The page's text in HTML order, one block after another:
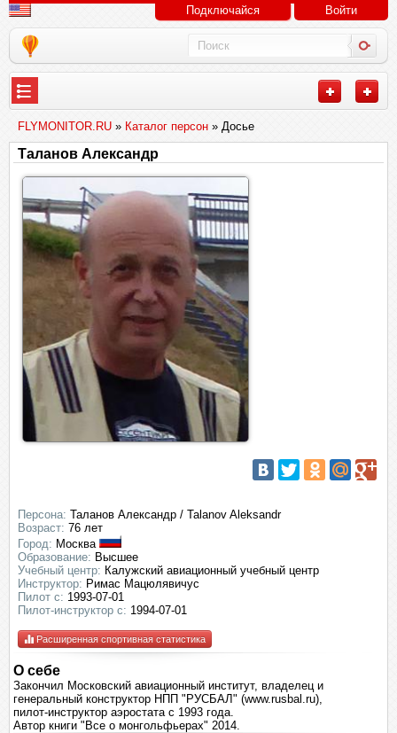
Подключайся Войти
FLYMONITOR.RU » Каталог персон » Досье
Таланов Александр
Персона: Таланов Александр / Talanov Aleksandr
Возраст: 76 лет
Город: Москва
Образование: Высшее
Учебный центр: Калужский авиационный учебный центр
Инструктор: Римас Мацюлявичус
Пилот с: 1993-07-01
Пилот-инструктор c: 1994-07-01
Расширенная спортивная статистика
О себе
Закончил Московский авиационный институт, владелец и
генеральный конструктор НПП "РУСБАЛ" (www.rusbal.ru),
пилот-инструктор аэростата с 1993 года.
Автор книги "Все о монгольфьерах" 2014.